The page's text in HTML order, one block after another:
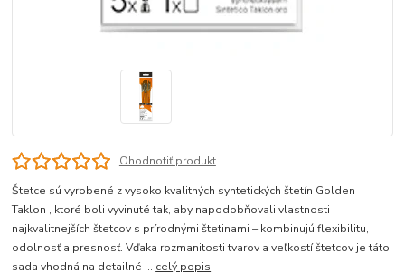
Ohodnotiť produkt
Štetce sú vyrobené z vysoko kvalitných syntetických štetín Golden
Taklon , ktoré boli vyvinuté tak, aby napodobňovali vlastnosti
najkvalitnejších štetcov s prírodnými štetinami – kombinujú flexibilitu,
odolnosť a presnosť. Vďaka rozmanitosti tvarov a veľkostí štetcov je táto
sada vhodná na detailné ... celý popis